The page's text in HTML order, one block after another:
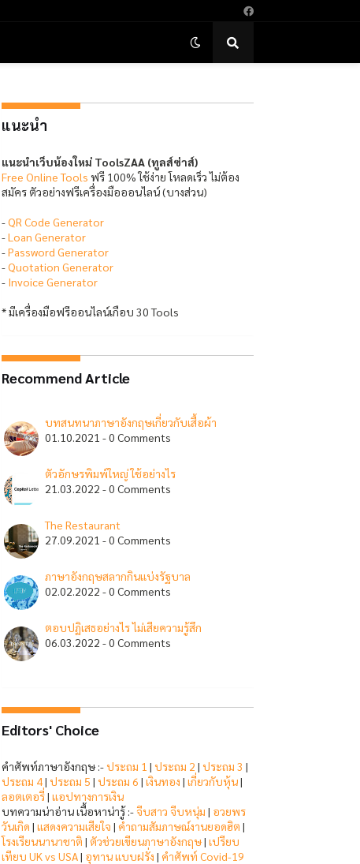
แนะนำ
แนะนำเว็บน้องใหม่ ToolsZAA (ทูลส์ซ่าส์)
Free Online Tools ฟรี 100% ใช้ง่าย โหลดเร็ว ไม่ต้อง
สมัคร ตัวอย่างฟรีเครื่องมือออนไลน์ (บางส่วน)
-QR Code Generator
-Loan Generator
-Password Generator
-Quotation Generator
- Invoice Generator
* มีเครื่องมือฟรีออนไลน์เกือบ 30 Tools
Recommend Article
บทสนทนาภาษาอังกฤษเกี่ยวกับเสื้อผ้า
01.10.2021 - 0 Comments
ตัวอักษรพิมพ์ใหญ่ ใช้อย่างไร
21.03.2022 - 0 Comments
The Restaurant
27.09.2021 - 0 Comments
ภาษาอังกฤษสลากกินแบ่งรัฐบาล
02.02.2022 - 0 Comments
ตอบปฏิเสธอย่างไร ไม่เสียความรู้สึก
06.03.2022 - 0 Comments
Editors' Choice
คำศัพท์ภาษาอังกฤษ :-ประถม 1 | ประถม 2 | ประถม 3 |
ประถม 4| ประถม 5 | ประถม 6 | เงินทอง | เกี่ยวกับหุ้น|
ลอตเตอรี่| แอปทางการเงิน
บทความน่าอ่าน เนื้อหาน่ารู้ :- จีบสาว จีบหนุ่ม | อวยพร
วันเกิด | แสดงความเสียใจ | คำถามสัมภาษณ์งานยอดฮิต |
โรงเรียนนานาชาติ | ตัวช่วยเขียนภาษาอังกฤษ| เปรียบ
เทียบ UK vs USA| อุทาน แบบฝรั่ง | คำศัพท์ Covid-19